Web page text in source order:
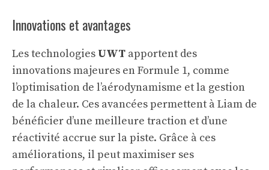
Innovations et avantages
Les technologies UWT apportent des
innovations majeures en Formule 1, comme
l’optimisation de l’aérodynamisme et la gestion
de la chaleur. Ces avancées permettent à Liam de
bénéficier d’une meilleure traction et d’une
réactivité accrue sur la piste. Grâce à ces
améliorations, il peut maximiser ses